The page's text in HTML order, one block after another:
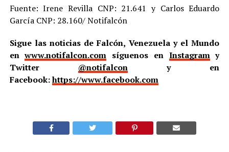
Fuente: Irene Revilla CNP: 21.641 y Carlos Eduardo
García CNP: 28.160/ Notifalcón
Sigue las noticias de Falcón, Venezuela y el Mundo
enwww.notifalcon.com síguenos en Instagramy
Twitter @notifalcony en
Facebook:https://www.facebook.com